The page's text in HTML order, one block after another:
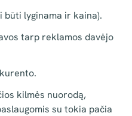
būti lyginama ir kaina).
tarp reklamos davėjo
kilmės nuorodą,
su tokia pačia